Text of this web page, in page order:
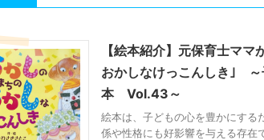
【絵本紹介】元保育士マ
おかしなけっこんしき｣ ～
本 Vol.43～
絵本は、子どもの心を豊かにする
係や性格にも好影響を与える存在